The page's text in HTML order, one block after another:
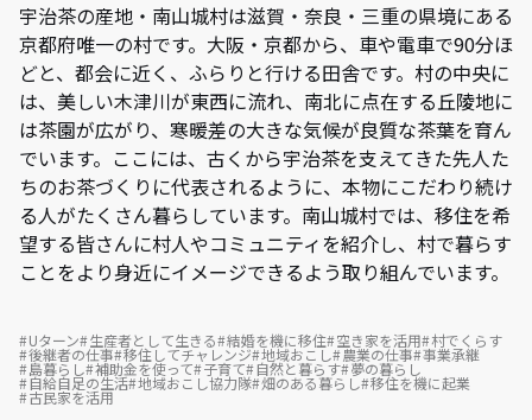
宇治茶の産地・南山城村は滋賀・奈良・三重の県境にある
京都府唯一の村です。大阪・京都から、車や電車で90分ほ
どと、都会に近く、ふらりと行ける田舎です。村の中央に
は、美しい木津川が東西に流れ、南北に点在する丘陵地に
は茶園が広がり、寒暖差の大きな気候が良質な茶葉を育ん
でいます。ここには、古くから宇治茶を支えてきた先人た
ちのお茶づくりに代表されるように、本物にこだわり続け
る人がたくさん暮らしています。南山城村では、移住を希
望する皆さんに村人やコミュニティを紹介し、村で暮らす
ことをより身近にイメージできるよう取り組んでいます。
Uターン 生産者として生きる 結婚を機に移住 空き家を活用 村でくらす
後継者の仕事 移住してチャレンジ 地域おこし 農業の仕事 事業承継
島暮らし 補助金を使って 子育て 自然と暮らす 夢の暮らし
自給自足の生活 地域おこし協力隊 畑のある暮らし 移住を機に起業
古民家を活用